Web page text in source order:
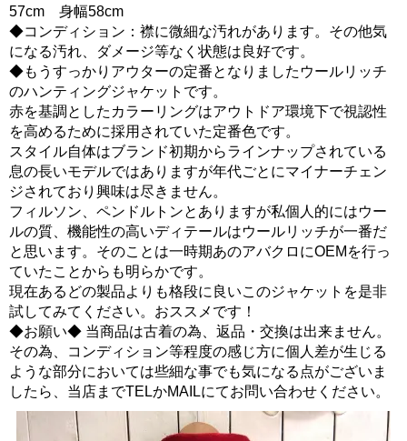
57cm 身幅58cm
◆コンディション：襟に微細な汚れがあります。その他気
になる汚れ、ダメージ等なく状態は良好です。
◆もうすっかりアウターの定番となりましたウールリッチ
のハンティングジャケットです。
赤を基調としたカラーリングはアウトドア環境下で視認性
を高めるために採用されていた定番色です。
スタイル自体はブランド初期からラインナップされている
息の長いモデルではありますが年代ごとにマイナーチェン
ジされており興味は尽きません。
フィルソン、ペンドルトンとありますが私個人的にはウー
ルの質、機能性の高いディテールはウールリッチが一番だ
と思います。そのことは一時期あのアバクロにOEMを行っ
ていたことからも明らかです。
現在あるどの製品よりも格段に良いこのジャケットを是非
試してみてください。おススメです！
◆お願い◆ 当商品は古着の為、返品・交換は出来ません。
その為、コンディション等程度の感じ方に個人差が生じる
ような部分においては些細な事でも気になる点がございま
したら、当店までTELかMAILにてお問い合わせください。